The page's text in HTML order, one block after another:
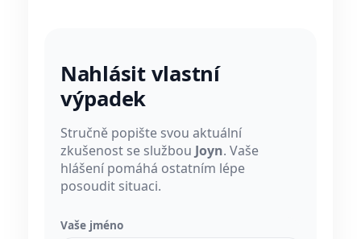
Nahlásit vlastní
výpadek
Stručně popište svou aktuální
zkušenost se službou Joyn. Vaše
hlášení pomáhá ostatním lépe
posoudit situaci.
Vaše jméno